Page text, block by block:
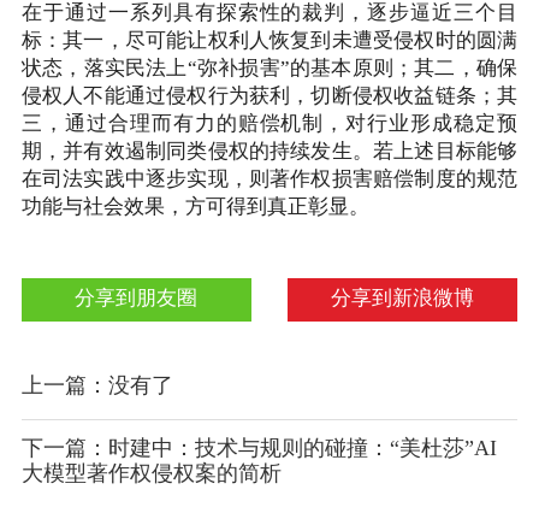
在于通过一系列具有探索性的裁判，逐步逼近三个目
标：其一，尽可能让权利人恢复到未遭受侵权时的圆满
状态，落实民法上“弥补损害”的基本原则；其二，确保
侵权人不能通过侵权行为获利，切断侵权收益链条；其
三，通过合理而有力的赔偿机制，对行业形成稳定预
期，并有效遏制同类侵权的持续发生。若上述目标能够
在司法实践中逐步实现，则著作权损害赔偿制度的规范
功能与社会效果，方可得到真正彰显。
分享到新浪微博
分享到朋友圈
上一篇：没有了
下一篇：时建中：技术与规则的碰撞：“美杜莎”AI
大模型著作权侵权案的简析